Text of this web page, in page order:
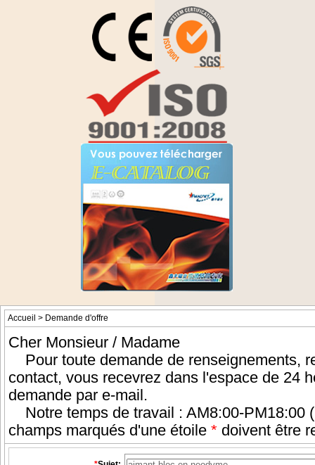
Accueil > Demande d'offre
Cher Monsieur / Madame
Pour toute demande de renseignements,
contact, vous recevrez dans l'espace de 24
demande par e-mail.
Notre temps de travail : AM8:00-PM18:00
champs marqués d'une étoile * doivent être